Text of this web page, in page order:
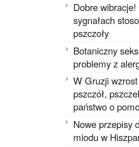
Dobre
sygnałach
pszczoły
Botaniczny
problemy z
W Gruzji
pszczół,
państwo o
Nowe przepisy
miodu w